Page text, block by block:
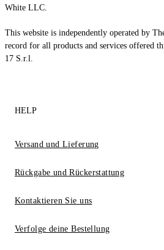
White LLC.
This website is independently operated by
record for all products and services offered
17 S.r.l.
HELP
Versand und Lieferung
Rückgabe und Rückerstattung
Kontaktieren Sie uns
Verfolge deine Bestellung